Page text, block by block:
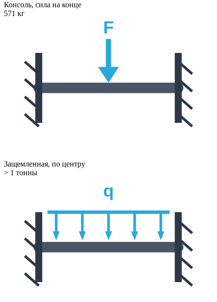
Консоль, сила на конце
571 кг
F
Защемленная, по центру
> 1 тонны
q